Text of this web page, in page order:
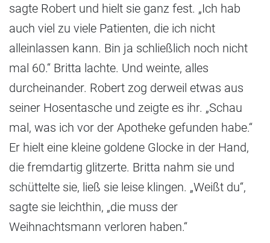
sagte Robert und hielt sie ganz fest. „Ich hab
auch viel zu viele Patienten, die ich nicht
alleinlassen kann. Bin ja schließlich noch nicht
mal 60.“ Britta lachte. Und weinte, alles
durcheinander. Robert zog derweil etwas aus
seiner Hosentasche und zeigte es ihr. „Schau
mal, was ich vor der Apotheke gefunden habe.“
Er hielt eine kleine goldene Glocke in der Hand,
die fremdartig glitzerte. Britta nahm sie und
schüttelte sie, ließ sie leise klingen. „Weißt du“,
sagte sie leichthin, „die muss der
Weihnachtsmann verloren haben.“